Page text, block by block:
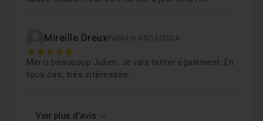
Mireille Dreux Publié le 05/10/2024
5
Merci beaucoup Julien. Je vais tenter également. En
tous cas, très intéressée.
Voir plus d'avis